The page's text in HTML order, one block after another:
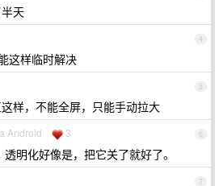
天
4
这样临时解决
5
样，不能全屏，只能手动拉大
6
Android 3
明化好像是，把它关了就好了。
7